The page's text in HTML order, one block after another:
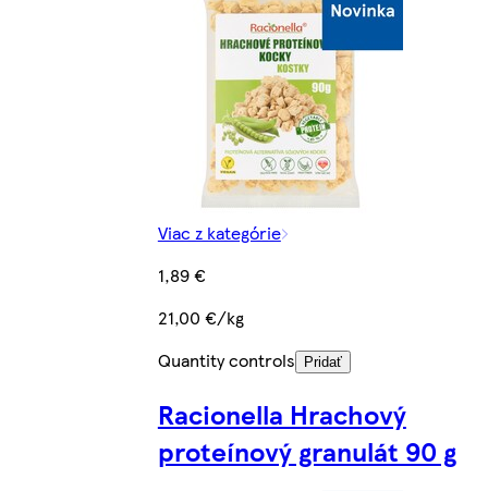
Viac z kategórie
1,89 €
21,00 €/kg
Quantity controls
Pridať
Racionella Hrachový
proteínový granulát 90 g